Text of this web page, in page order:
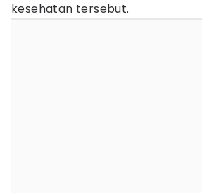
kesehatan tersebut.